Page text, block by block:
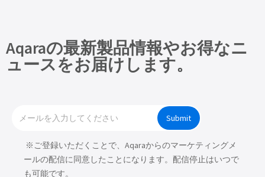
Aqaraの最新製品情報やお得なニ
ュースをお届けします。
Submit
※ご登録いただくことで、Aqaraからのマーケティングメ
ールの配信に同意したことになります。配信停止はいつで
も可能です。